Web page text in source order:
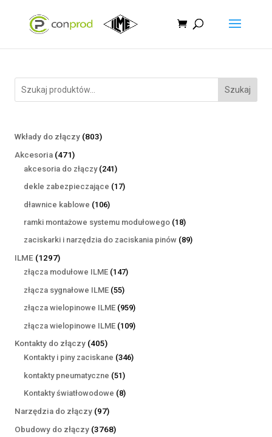
Szukaj
Wkłady do złączy 803803
Akcesoria 471471
produktów
akcesoria do złączy 241241
produktów
dekle zabezpieczające 1717
dławnice kablowe 106106
produktów
ramki montażowe systemu modułowego 1818
produktów
zaciskarki i narzędzia do zaciskania pinów 8989
ILME 12971297
produktów
złącza modułowe ILME 147147
złącza sygnałowe ILME 5555
produktów
złącza wielopinowe ILME 959959
produktów
złącza wielopinowe ILME 109109
Kontakty do złączy 405405
produktów
Kontakty i piny zaciskane 346346
kontakty pneumatyczne 5151
produktów
Kontakty światłowodowe 88
Narzędzia do złączy 9797
produktów
Obudowy do złączy 37683768